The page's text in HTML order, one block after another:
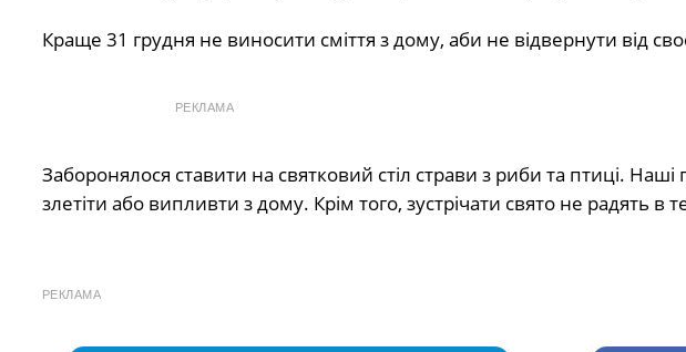
Краще 31 грудня не виносити сміття з дому, аби не відвернути від
РЕКЛАМА
Заборонялося ставити на святковий стіл страви з риби та птиці.
злетіти або випливти з дому. Крім того, зустрічати свято не радять
РЕКЛАМА